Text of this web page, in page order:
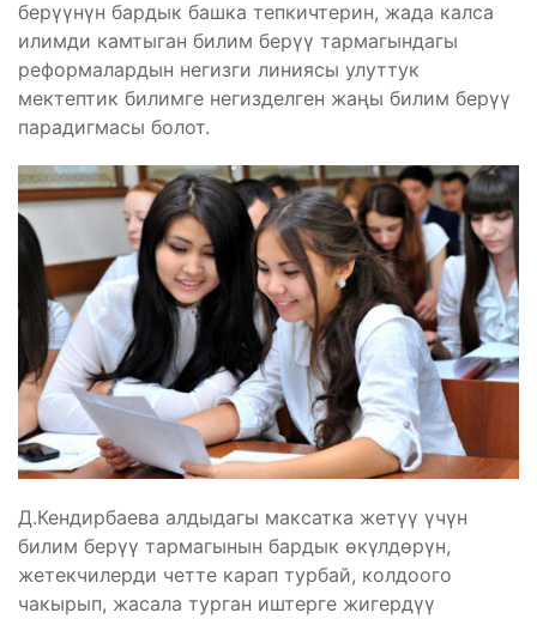
берүүнүн бардык башка тепкичтерин, жада калса
илимди камтыган билим берүү тармагындагы
реформалардын негизги линиясы улуттук
мектептик билимге негизделген жаңы билим берүү
парадигмасы болот.
Д.Кендирбаева алдыдагы максатка жетүү үчүн
билим берүү тармагынын бардык өкүлдөрүн,
жетекчилерди четте карап турбай, колдоого
чакырып, жасала турган иштерге жигердүү